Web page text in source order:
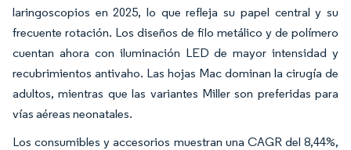
laringoscopios en 2025, lo que refleja su papel central y su
frecuente rotación. Los diseños de filo metálico y de polímero
cuentan ahora con iluminación LED de mayor intensidad y
recubrimientos antivaho. Las hojas Mac dominan la cirugía de
adultos, mientras que las variantes Miller son preferidas para
vías aéreas neonatales.
Los consumibles y accesorios muestran una CAGR del 8,44%,